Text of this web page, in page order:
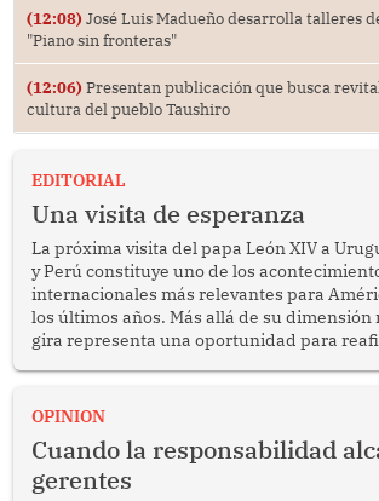
(12:08) José Luis Madueño desarrolla talleres
"Piano sin fronteras"
(12:06) Presentan publicación que busca
cultura del pueblo Taushiro
EDITORIAL
Una visita de esperanza
La próxima visita del papa León XIV a
y Perú constituye uno de los
internacionales más relevantes para
los últimos años. Más allá de su dimensión
gira representa una oportunidad para
enfrenta desafíos en materia de desarrollo,
OPINION
Cuando la responsabilidad
gerentes